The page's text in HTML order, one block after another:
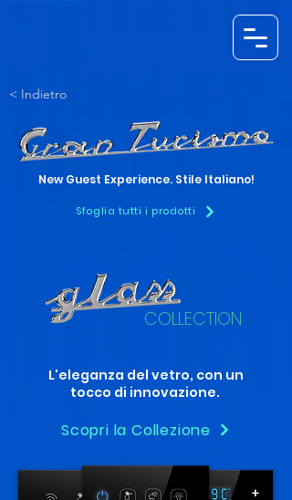
< Indietro
New Guest Experience. Stile Italiano!
Sfoglia tutti i prodotti
COLLECTION
L'eleganza del vetro, con un
tocco di innovazione.
Scopri la Collezione